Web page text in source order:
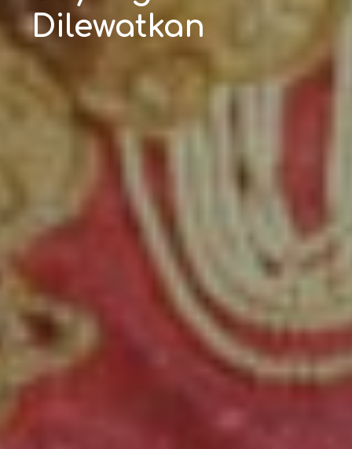
Dilewatkan